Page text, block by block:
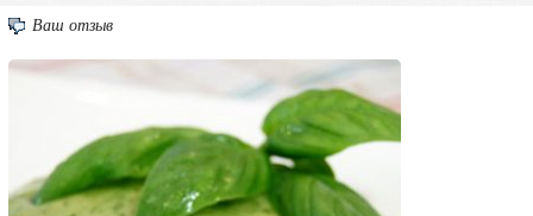
Ваш отзыв